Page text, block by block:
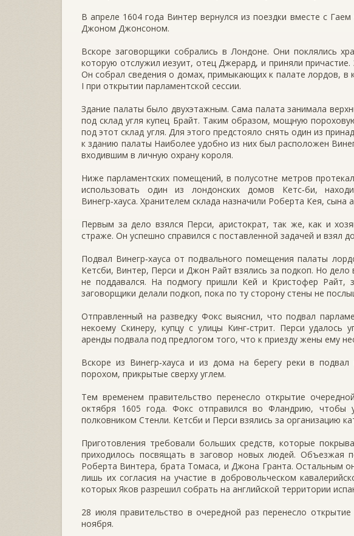
В апреле 1604 года Винтер вернулся из поездки вместе с
Джоном Джонсоном.
Вскоре заговорщики собрались в Лондоне. Они поклялись
которую отслужил иезуит, отец Джерард, и приняли
Он собрал сведения о домах, примыкающих к палате лордов, в
I при открытии парламентской сессии.
Здание палаты было двухэтажным. Сама палата занимала
под склад угля купец Брайт. Таким образом, мощную
под этот склад угля. Для этого предстояло снять один из
к зданию палаты Наиболее удобно из них был расположен
входившим в личную охрану короля.
Ниже парламентских помещений, в полусотне метров
использовать один из лондонских домов Кетс‑би,
Винегр‑хауса. Хранителем склада назначили Роберта Кея, сына
Первым за дело взялся Перси, аристократ, так же, как и
страже. Он успешно справился с поставленной задачей и взял
Подвал Винегр‑хауса от подвального помещения палаты
Кетсби, Винтер, Перси и Джон Райт взялись за подкоп. Но
не поддавался. На подмогу пришли Кей и Кристофер Райт,
заговорщики делали подкоп, пока по ту сторону стены не
Отправленный на разведку Фокс выяснил, что подвал
некоему Скинеру, купцу с улицы Кинг‑стрит. Перси удалось
аренды подвала под предлогом того, что к приезду жены ему
Вскоре из Винегр‑хауса и из дома на берегу реки в
порохом, прикрытые сверху углем.
Тем временем правительство перенесло открытие
октября 1605 года. Фокс отправился во Фландрию, чтобы
полковником Стенли. Кетсби и Перси взялись за организацию
Приготовления требовали больших средств, которые
приходилось посвящать в заговор новых людей. Объезжая
Роберта Винтера, брата Томаса, и Джона Гранта. Остальным
лишь их согласия на участие в добровольческом
которых Яков разрешил собрать на английской территории
28 июля правительство в очередной раз перенесло
ноября.